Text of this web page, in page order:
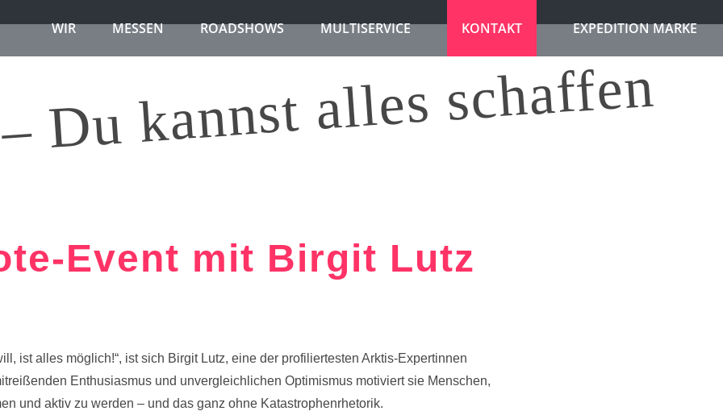
WIR MESSEN ROADSHOWS MULTISERVICE KONTAKT EXPEDITION MARKE
Du kannst alles schaffen
Event mit Birgit Lutz
ist alles möglich!“, ist sich Birgit Lutz, eine der profiliertesten Arktis-Expertinnen
Enthusiasmus und unvergleichlichen Optimismus motiviert sie Menschen,
und aktiv zu werden – und das ganz ohne Katastrophenrhetorik.